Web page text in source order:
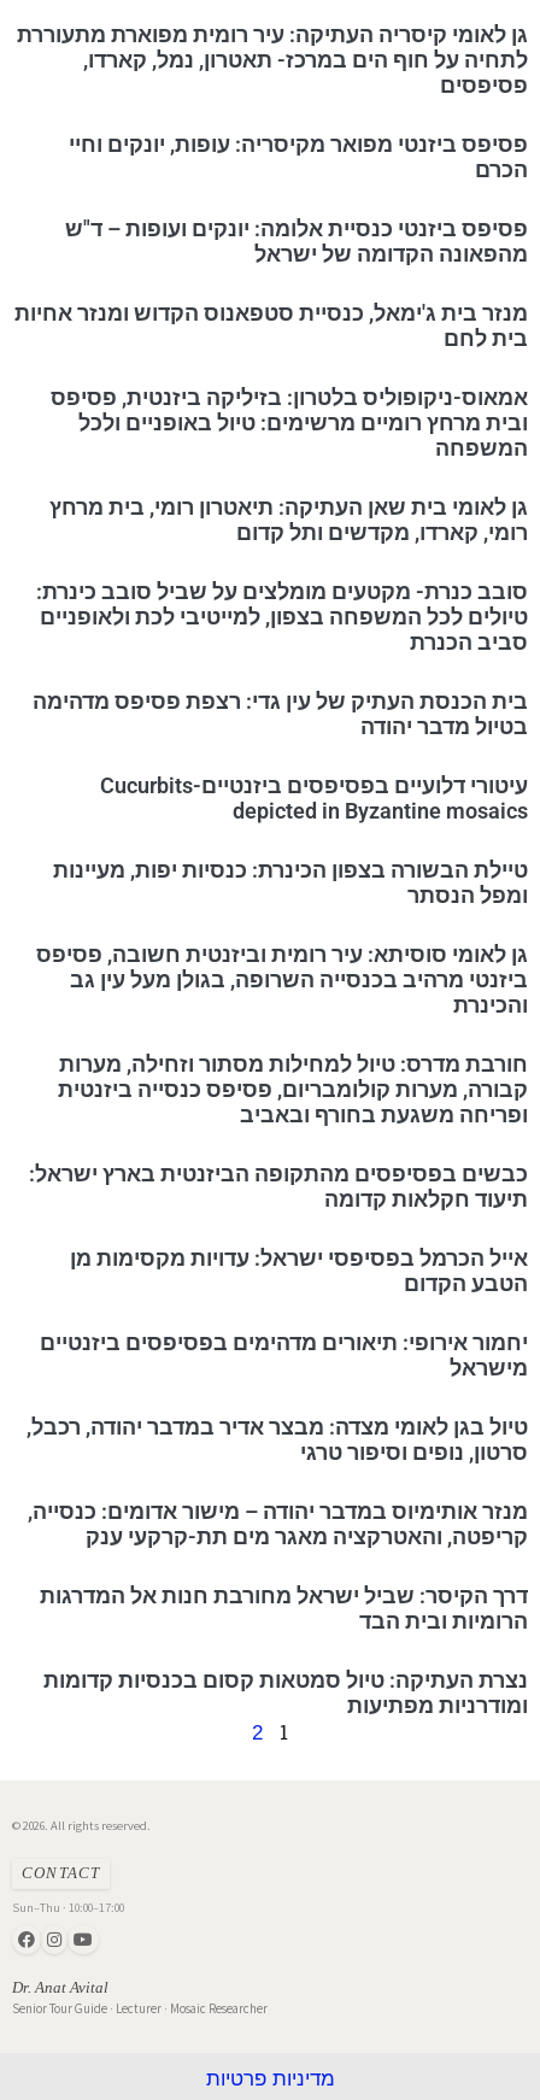
גן לאומי קיסריה העתיקה: עיר רומית מפוארת מתעוררת
לתחיה על חוף הים במרכז- תאטרון, נמל, קארדו,
פסיפסים
פסיפס ביזנטי מפואר מקיסריה: עופות, יונקים וחיי
הכרם
פסיפס ביזנטי כנסיית אלומה: יונקים ועופות – ד"ש
מהפאונה הקדומה של ישראל
מנזר בית ג'ימאל, כנסיית סטפאנוס הקדוש ומנזר אחיות
בית לחם
אמאוס-ניקופוליס בלטרון: בזיליקה ביזנטית, פסיפס
ובית מרחץ רומיים מרשימים: טיול באופניים ולכל
המשפחה
גן לאומי בית שאן העתיקה: תיאטרון רומי, בית מרחץ
רומי, קארדו, מקדשים ותל קדום
סובב כנרת- מקטעים מומלצים על שביל סובב כינרת:
טיולים לכל המשפחה בצפון, למייטיבי לכת ולאופניים
סביב הכנרת
בית הכנסת העתיק של עין גדי: רצפת פסיפס מדהימה
בטיול מדבר יהודה
עיטורי דלועיים בפסיפסים ביזנטיים-Cucurbits
depicted in Byzantine mosaics
טיילת הבשורה בצפון הכינרת: כנסיות יפות, מעיינות
ומפל הנסתר
גן לאומי סוסיתא: עיר רומית וביזנטית חשובה, פסיפס
ביזנטי מרהיב בכנסייה השרופה, בגולן מעל עין גב
והכינרת
חורבת מדרס: טיול למחילות מסתור וזחילה, מערות
קבורה, מערות קולומבריום, פסיפס כנסייה ביזנטית
ופריחה משגעת בחורף ובאביב
כבשים בפסיפסים מהתקופה הביזנטית בארץ ישראל:
תיעוד חקלאות קדומה
אייל הכרמל בפסיפסי ישראל: עדויות מקסימות מן
הטבע הקדום
יחמור אירופי: תיאורים מדהימים בפסיפסים ביזנטיים
מישראל
טיול בגן לאומי מצדה: מבצר אדיר במדבר יהודה, רכבל,
סרטון, נופים וסיפור טרגי
מנזר אותימיוס במדבר יהודה – מישור אדומים: כנסייה,
קריפטה, והאטרקציה מאגר מים תת-קרקעי ענק
דרך הקיסר: שביל ישראל מחורבת חנות אל המדרגות
הרומיות ובית הבד
נצרת העתיקה: טיול סמטאות קסום בכנסיות קדומות
ומודרניות מפתיעות
1
2
© 2026. All rights reserved.
CONTACT
Sun–Thu · 10:00–17:00
Dr. Anat Avital
Senior Tour Guide · Lecturer · Mosaic Researcher
מדיניות פרטיות